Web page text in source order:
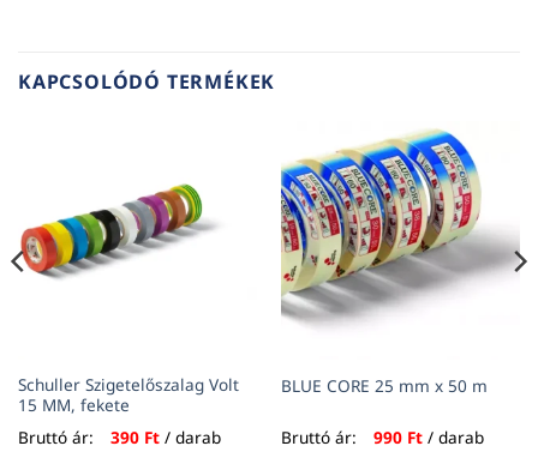
KAPCSOLÓDÓ TERMÉKEK
Schuller Szigetelőszalag Volt
15 MM, fekete
Bruttó ár:
390 Ft/ darab
BLUE CORE 25 mm x 50 m
Bruttó ár: 990 Ft/ darab